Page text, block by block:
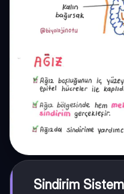
Sindirim